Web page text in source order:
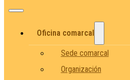
Oficina comarcal
Sede comarcal
Organización